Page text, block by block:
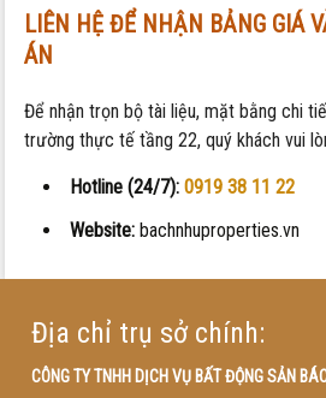
LIÊN HỆ ĐỂ NHẬN BẢNG GIÁ
ÁN
Để nhận trọn bộ tài liệu, mặt bằng chi
trường thực tế tầng 22, quý khách vui
Hotline (24/7):0919 38 11 22
Website: bachnhuproperties.vn
Địa chỉ trụ sở chính:
CÔNG TY TNHH DỊCH VỤ BẤT ĐỘNG SẢN